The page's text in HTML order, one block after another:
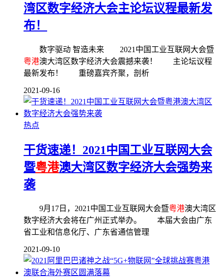
湾区数字经济大会主论坛议程最新发
布！
数字驱动 智造未来 2021中国工业互联网大会暨
粤港澳大湾区数字经济大会震撼来袭！ 主论坛议程
最新发布！ 重磅嘉宾齐聚，剖析
2021-09-16
热点
干货速递！2021中国工业互联网大会
暨粤港澳大湾区数字经济大会强势来
袭
9月17日，2021中国工业互联网大会暨粤港澳大湾区
数字经济大会将在广州正式举办。 本届大会由广东
省工业和信息化厅、广东省通信管理
2021-09-10